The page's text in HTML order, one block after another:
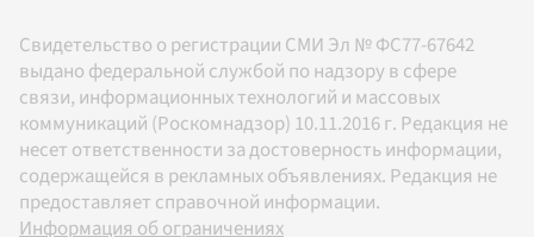
Свидетельство о регистрации СМИ Эл № ФС77-67642
выдано федеральной службой по надзору в сфере
связи, информационных технологий и массовых
коммуникаций (Роскомнадзор) 10.11.2016 г. Редакция не
несет ответственности за достоверность информации,
содержащейся в рекламных объявлениях. Редакция не
предоставляет справочной информации.
Информация об ограничениях